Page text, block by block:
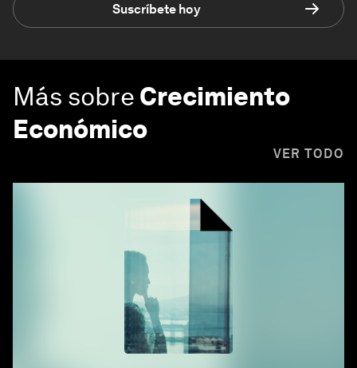
Suscríbete hoy
Más sobre Crecimiento
Económico
VER TODO